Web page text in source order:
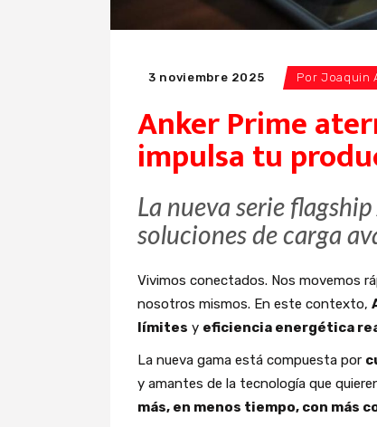
3 noviembre 2025 PorJoaquin
Anker Prime
impulsa tu
La nueva serie
soluciones de carga
Vivimos conectados. Nos movemos
nosotros mismos. En este contexto,
límites y eficiencia energética
La nueva gama está compuesta por
y amantes de la tecnología que
más, en menos tiempo, con más